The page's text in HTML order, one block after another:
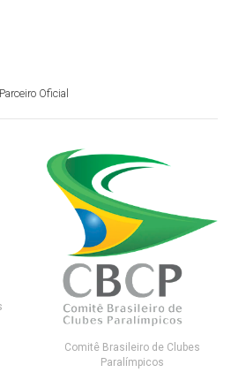
Parceiro Oficial
Comitê Brasileiro de Clubes
Paralímpicos